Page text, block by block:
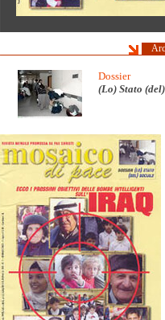
Dossier
(Lo) Stato